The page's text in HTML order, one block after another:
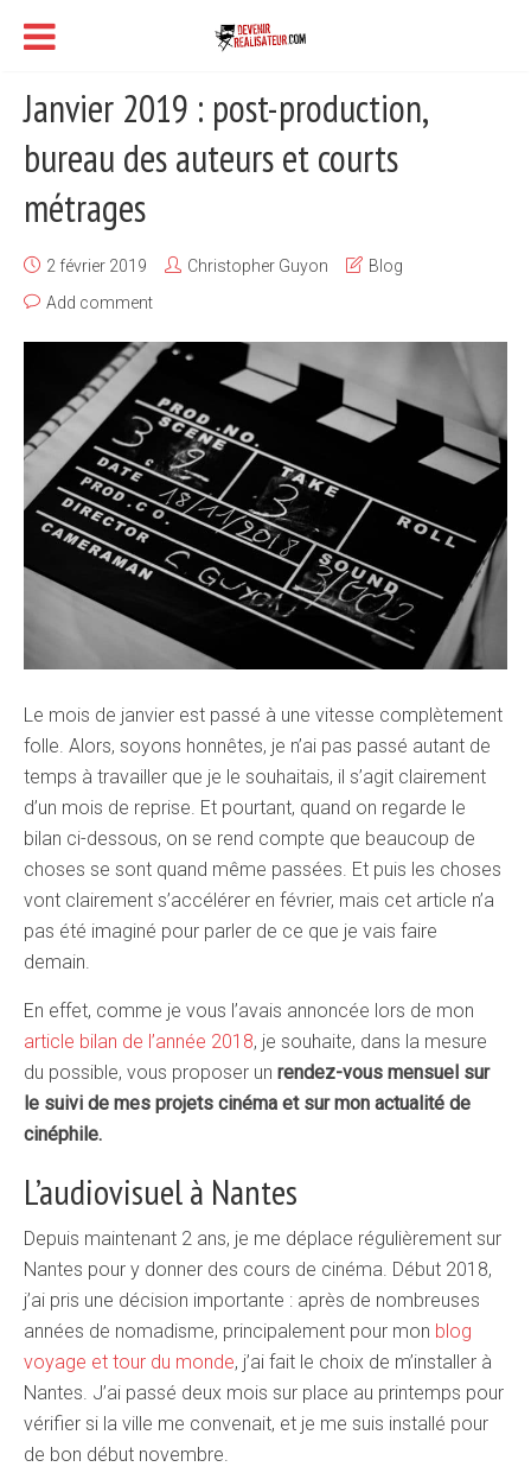
Janvier 2019 : post-production,
bureau des auteurs et courts
métrages
2 février 2019 Christopher Guyon
Blog
Add comment
Le mois de janvier est passé à une vitesse complètement
folle. Alors, soyons honnêtes, je n’ai pas passé autant de
temps à travailler que je le souhaitais, il s’agit clairement
d’un mois de reprise. Et pourtant, quand on regarde le
bilan ci-dessous, on se rend compte que beaucoup de
choses se sont quand même passées. Et puis les choses
vont clairement s’accélérer en février, mais cet article n’a
pas été imaginé pour parler de ce que je vais faire
demain.
En effet, comme je vous l’avais annoncée lors de mon
article bilan de l’année 2018, je souhaite, dans la mesure
du possible, vous proposer un rendez-vous mensuel sur
le suivi de mes projets cinéma et sur mon actualité de
cinéphile.
L’audiovisuel à Nantes
Depuis maintenant 2 ans, je me déplace régulièrement sur
Nantes pour y donner des cours de cinéma. Début 2018,
j’ai pris une décision importante : après de nombreuses
années de nomadisme, principalement pour mon blog
voyage et tour du monde, j’ai fait le choix de m’installer à
Nantes. J’ai passé deux mois sur place au printemps pour
vérifier si la ville me convenait, et je me suis installé pour
de bon début novembre.